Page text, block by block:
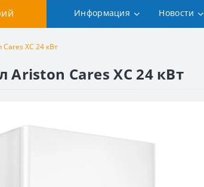
Информация Новости
XC 24 кВт
Ariston Cares XC 24 кВт